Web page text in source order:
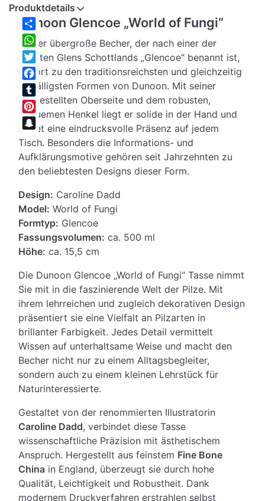
Share
WhatsApp
Twitter
Facebook
Tumblr
Pinterest
Produktdetails
Dunoon Glencoe „World of Fungi“
Dieser übergroße Becher, der nach einer der
größten Glens Schottlands „Glencoe“ benannt ist,
gehört zu den traditionsreichsten und gleichzeitig
auffälligsten Formen von Dunoon. Mit seiner
ausgestellten Oberseite und dem robusten,
bequemen Henkel liegt er solide in der Hand und
bietet eine eindrucksvolle Präsenz auf jedem
Tisch. Besonders die Informations- und
Aufklärungsmotive gehören seit Jahrzehnten zu
den beliebtesten Designs dieser Form.
Design: Caroline Dadd
Model: World of Fungi
Formtyp: Glencoe
Fassungsvolumen: ca. 500 ml
Höhe: ca. 15,5 cm
Die Dunoon Glencoe „World of Fungi“ Tasse nimmt
Sie mit in die faszinierende Welt der Pilze. Mit
ihrem lehrreichen und zugleich dekorativen Design
präsentiert sie eine Vielfalt an Pilzarten in
brillanter Farbigkeit. Jedes Detail vermittelt
Wissen auf unterhaltsame Weise und macht den
Becher nicht nur zu einem Alltagsbegleiter,
sondern auch zu einem kleinen Lehrstück für
Naturinteressierte.
Gestaltet von der renommierten Illustratorin
Caroline Dadd, verbindet diese Tasse
wissenschaftliche Präzision mit ästhetischem
Anspruch. Hergestellt aus feinstem Fine Bone
China in England, überzeugt sie durch hohe
Qualität, Leichtigkeit und Robustheit. Dank
modernem Druckverfahren erstrahlen selbst